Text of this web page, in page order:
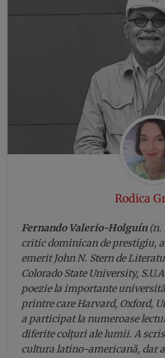
Rodica
Fernando Valerio-Holguín(n.
critic dominican de prestigiu,
emerit John N. Stern de
Colorado State University,
poezie la importante
printre care Harvard, Oxford,
a participat la numeroase
diferite colțuri ale lumii. A
cultura latino-americană, dar